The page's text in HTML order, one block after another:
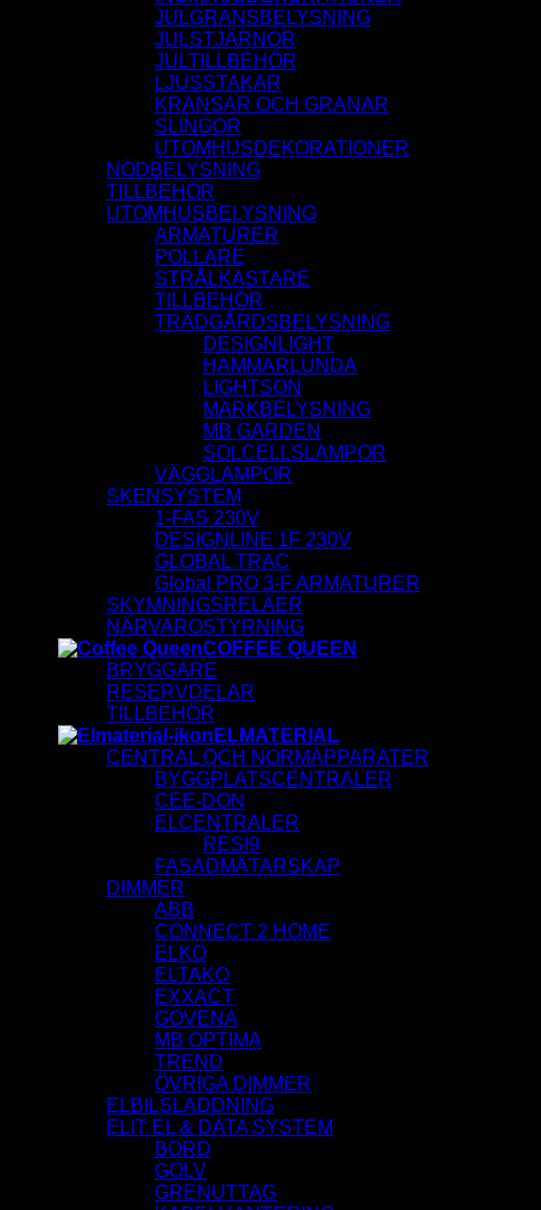
JULGRANSBELYSNING
JULSTJÄRNOR
JULTILLBEHÖR
LJUSSTAKAR
KRANSAR OCH GRANAR
SLINGOR
UTOMHUSDEKORATIONER
NÖDBELYSNING
TILLBEHÖR
UTOMHUSBELYSNING
ARMATURER
POLLARE
STRÅLKASTARE
TILLBEHÖR
TRÄDGÅRDSBELYSNING
DESIGNLIGHT
HAMMARLUNDA
LIGHTSON
MARKBELYSNING
MB GARDEN
SOLCELLSLAMPOR
VÄGGLAMPOR
SKENSYSTEM
1-FAS 230V
DESIGNLINE 1F 230V
GLOBAL TRAC
Global PRO 3-F ARMATURER
SKYMNINGSRELÄER
NÄRVAROSTYRNING
COFFEE QUEEN
BRYGGARE
RESERVDELAR
TILLBEHÖR
ELMATERIAL
CENTRAL OCH NORMAPPARATER
BYGGPLATSCENTRALER
CEE-DON
ELCENTRALER
RESI9
FASADMÄTARSKAP
DIMMER
ABB
CONNECT 2 HOME
ELKO
ELTAKO
EXXACT
GOVENA
MB OPTIMA
TREND
ÖVRIGA DIMMER
ELBILSLADDNING
ELIT EL & DATA SYSTEM
BORD
GOLV
GRENUTTAG